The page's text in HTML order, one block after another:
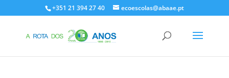
+351 21 394 27 40 ecoescolas@abaae.pt